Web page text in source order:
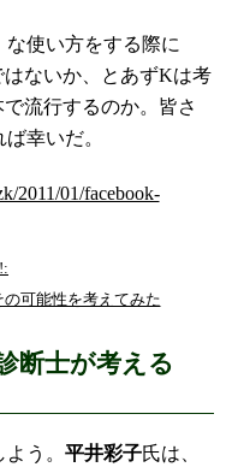
使い方をする際に
はないか、とあずKは考
で流行するのか。皆さ
幸いだ。
可能性を考えてみた
断士が考える
う。 平井彩子氏は、